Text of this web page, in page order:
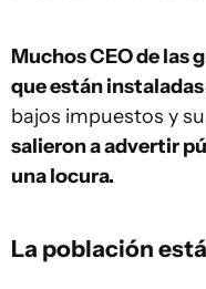
Muchos CEO de las
que están instaladas
bajos impuestos y
salieron a advertir
una locura.
La población